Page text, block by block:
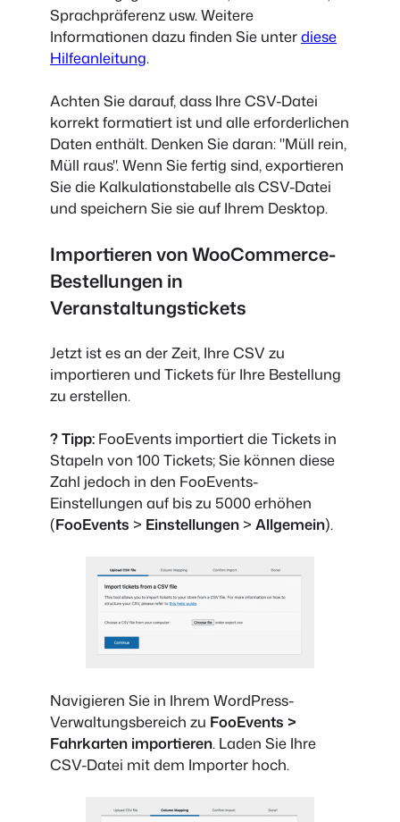
Sprachpräferenz usw. Weitere
Informationen dazu finden Sie unterdiese
Hilfeanleitung.
Achten Sie darauf, dass Ihre CSV-Datei
korrekt formatiert ist und alle erforderlichen
Daten enthält. Denken Sie daran: "Müll rein,
Müll raus". Wenn Sie fertig sind, exportieren
Sie die Kalkulationstabelle als CSV-Datei
und speichern Sie sie auf Ihrem Desktop.
Importieren von WooCommerce-
Bestellungen in
Veranstaltungstickets
Jetzt ist es an der Zeit, Ihre CSV zu
importieren und Tickets für Ihre Bestellung
zu erstellen.
? Tipp: FooEvents importiert die Tickets in
Stapeln von 100 Tickets; Sie können diese
Zahl jedoch in den FooEvents-
Einstellungen auf bis zu 5000 erhöhen
(FooEvents > Einstellungen > Allgemein).
Navigieren Sie in Ihrem WordPress-
Verwaltungsbereich zu FooEvents >
Fahrkarten importieren. Laden Sie Ihre
CSV-Datei mit dem Importer hoch.